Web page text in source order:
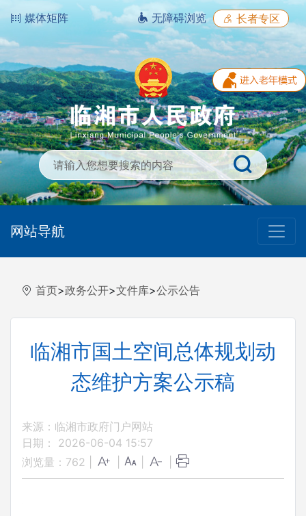
媒体矩阵 无障碍浏览 长者专区
网站导航
首页>政务公开>文件库>公示公告
临湘市国土空间总体规划动
态维护方案公示稿
来源：临湘市政府门户网站
日期： 2026-06-04 15:57
浏览量： 762